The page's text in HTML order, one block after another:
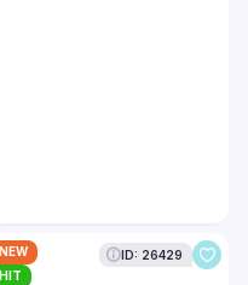
NEW
HIT
ID: 26429